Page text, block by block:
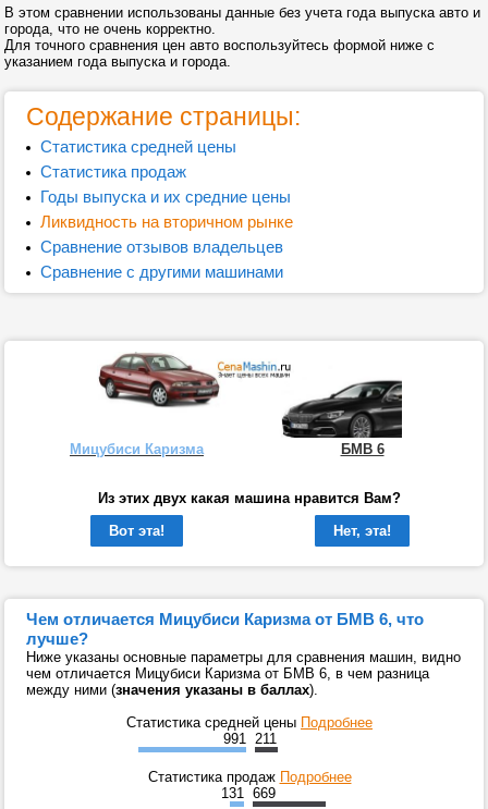
В этом сравнении использованы данные без учета года выпуска авто и
города, что не очень корректно.
Для точного сравнения цен авто воспользуйтесь формой ниже с
указанием года выпуска и города.
Содержание страницы:
Статистика средней цены
Статистика продаж
Годы выпуска и их средние цены
Ликвидность на вторичном рынке
Сравнение отзывов владельцев
Сравнение с другими машинами
Мицубиси Каризма БМВ 6
Из этих двух какая машина нравится Вам?
Вот эта!
Нет, эта!
Чем отличается Мицубиси Каризма от БМВ 6, что
лучше?
Ниже указаны основные параметры для сравнения машин, видно
чем отличается Мицубиси Каризма от БМВ 6, в чем разница
между ними (значения указаны в баллах).
Статистика средней цены Подробнее
991
211
Статистика продаж Подробнее
131
669